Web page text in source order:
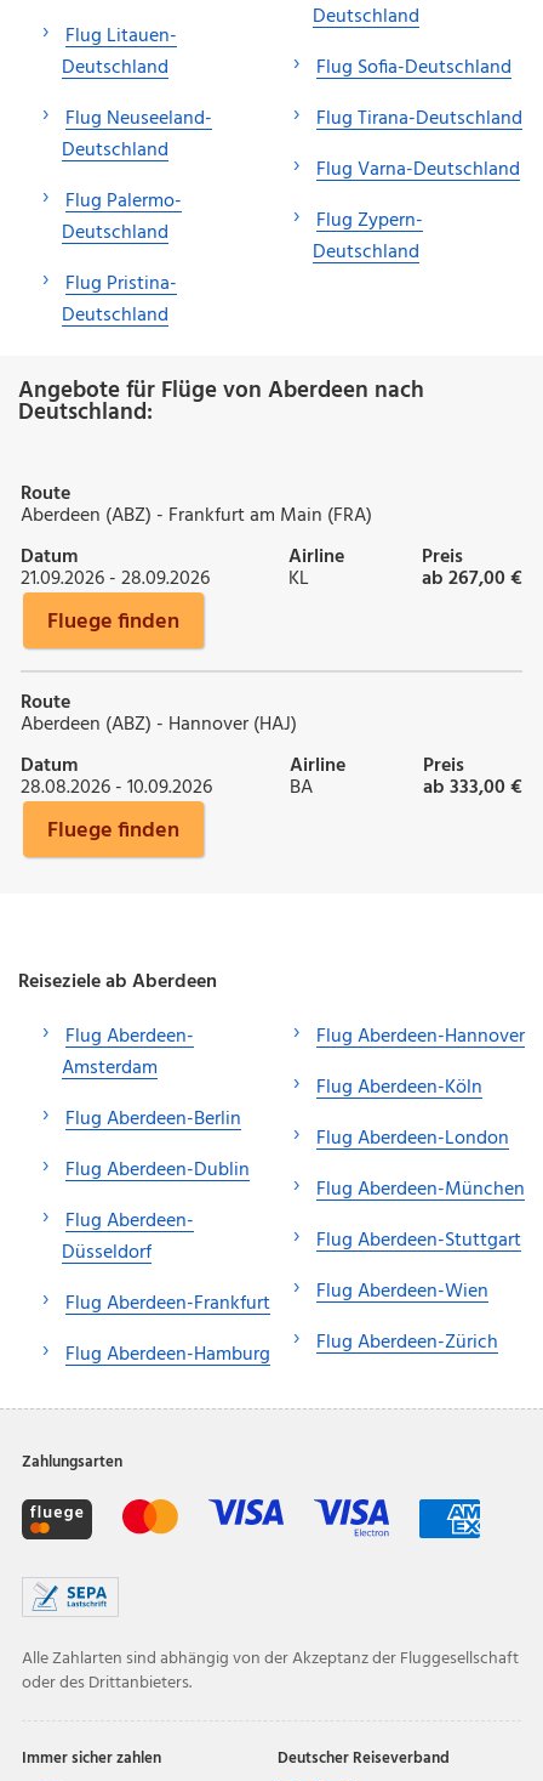
Flug Litauen-
Deutschland
Flug Neuseeland-
Deutschland
Flug Palermo-
Deutschland
Flug Pristina-
Deutschland
Deutschland
Flug Sofia-Deutschland
Flug Tirana-Deutschland
Flug Varna-Deutschland
Flug Zypern-
Deutschland
Angebote für Flüge von Aberdeen nach
Deutschland:
Route
Aberdeen (ABZ) - Frankfurt am Main (FRA)
Datum
21.09.2026 - 28.09.2026
Airline
KL
Preis
ab 267,00 €
Fluege finden
Route
Aberdeen (ABZ) - Hannover (HAJ)
Datum
28.08.2026 - 10.09.2026
Airline
BA
Preis
ab 333,00 €
Fluege finden
Reiseziele ab Aberdeen
Flug Aberdeen-
Amsterdam
Flug Aberdeen-Berlin
Flug Aberdeen-Dublin
Flug Aberdeen-
Düsseldorf
Flug Aberdeen-Frankfurt
Flug Aberdeen-Hamburg
Flug Aberdeen-Hannover
Flug Aberdeen-Köln
Flug Aberdeen-London
Flug Aberdeen-München
Flug Aberdeen-Stuttgart
Flug Aberdeen-Wien
Flug Aberdeen-Zürich